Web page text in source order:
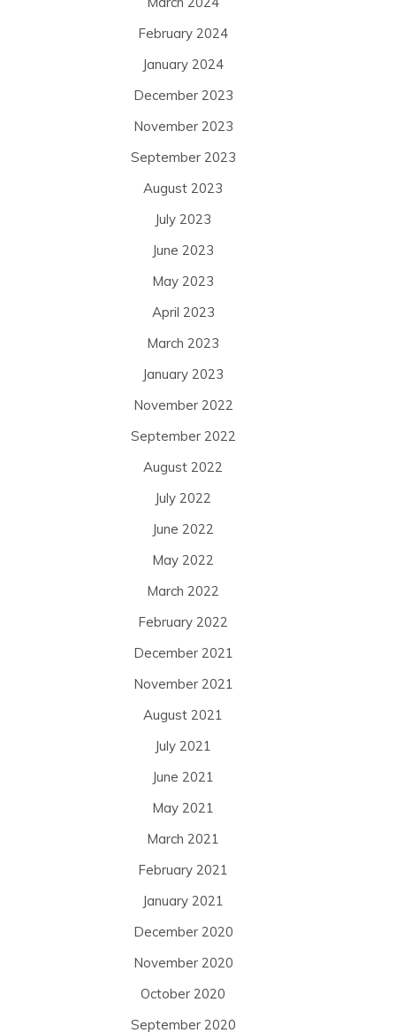
February 2024
January 2024
December 2023
November 2023
September 2023
August 2023
July 2023
June 2023
May 2023
April 2023
March 2023
January 2023
November 2022
September 2022
August 2022
July 2022
June 2022
May 2022
March 2022
February 2022
December 2021
November 2021
August 2021
July 2021
June 2021
May 2021
March 2021
February 2021
January 2021
December 2020
November 2020
October 2020
September 2020